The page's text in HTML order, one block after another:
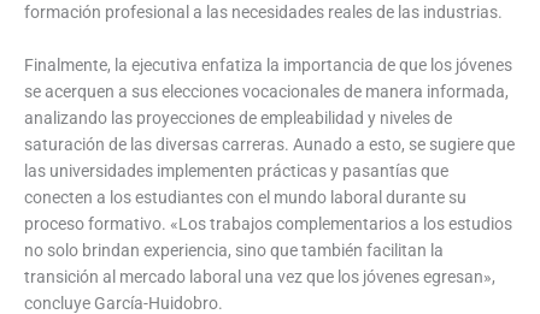
formación profesional a las necesidades reales de las industrias.
Finalmente, la ejecutiva enfatiza la importancia de que los jóvenes
se acerquen a sus elecciones vocacionales de manera informada,
analizando las proyecciones de empleabilidad y niveles de
saturación de las diversas carreras. Aunado a esto, se sugiere que
las universidades implementen prácticas y pasantías que
conecten a los estudiantes con el mundo laboral durante su
proceso formativo. «Los trabajos complementarios a los estudios
no solo brindan experiencia, sino que también facilitan la
transición al mercado laboral una vez que los jóvenes egresan»,
concluye García-Huidobro.